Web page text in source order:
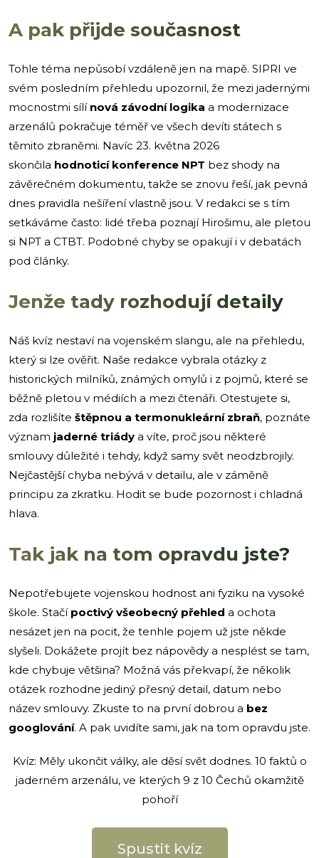
A pak přijde současnost
Tohle téma nepůsobí vzdáleně jen na mapě. SIPRI ve
svém posledním přehledu upozornil, že mezi jadernými
mocnostmi sílí nová závodní logika a modernizace
arzenálů pokračuje téměř ve všech devíti státech s
těmito zbraněmi. Navíc 23. května 2026
skončila hodnoticí konference NPT bez shody na
závěrečném dokumentu, takže se znovu řeší, jak pevná
dnes pravidla nešíření vlastně jsou. V redakci se s tím
setkáváme často: lidé třeba poznají Hirošimu, ale pletou
si NPT a CTBT. Podobné chyby se opakují i v debatách
pod články.
Jenže tady rozhodují detaily
Náš kvíz nestaví na vojenském slangu, ale na přehledu,
který si lze ověřit. Naše redakce vybrala otázky z
historických milníků, známých omylů i z pojmů, které se
běžně pletou v médiích a mezi čtenáři. Otestujete si,
zda rozlišíte štěpnou a termonukleární zbraň, poznáte
význam jaderné triády a víte, proč jsou některé
smlouvy důležité i tehdy, když samy svět neodzbrojily.
Nejčastější chyba nebývá v detailu, ale v záměně
principu za zkratku. Hodit se bude pozornost i chladná
hlava.
Tak jak na tom opravdu jste?
Nepotřebujete vojenskou hodnost ani fyziku na vysoké
škole. Stačí poctivý všeobecný přehled a ochota
nesázet jen na pocit, že tenhle pojem už jste někde
slyšeli. Dokážete projít bez nápovědy a nesplést se tam,
kde chybuje většina? Možná vás překvapí, že několik
otázek rozhodne jediný přesný detail, datum nebo
název smlouvy. Zkuste to na první dobrou a bez
googlování. A pak uvidíte sami, jak na tom opravdu jste.
Kvíz: Měly ukončit války, ale děsí svět dodnes. 10 faktů o
jaderném arzenálu, ve kterých 9 z 10 Čechů okamžitě
pohoří
Spustit kvíz